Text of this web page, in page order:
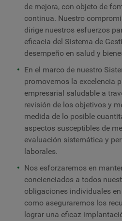
de mejora, con objeto de
continua. Nuestro
dirige nuestros esfuerzos
eficacia del Sistema de
desempeño en salud y
En el marco de nuestro
promovemos la excelencia
empresarial saludable a
revisión de los objetivos y
medida de lo posible
aspectos susceptibles de
evaluación sistemática y
laborales.
Nos esforzaremos en
concienciados a todos
obligaciones individuales
como aseguraremos los
lograr una eficaz